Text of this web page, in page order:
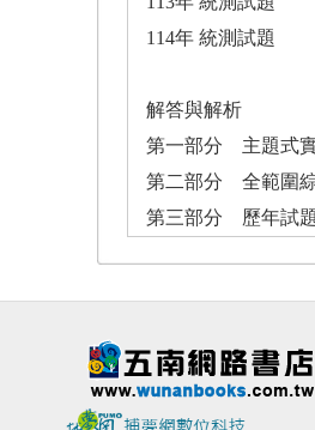
114年 統測試題
解答與解析
第一部分 主題式
第二部分 全範圍
第三部分 歷年試